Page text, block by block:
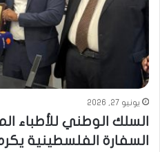
يونيو 27, 2026
السلك الوطني للأطباء
السفارة الفلسطينية